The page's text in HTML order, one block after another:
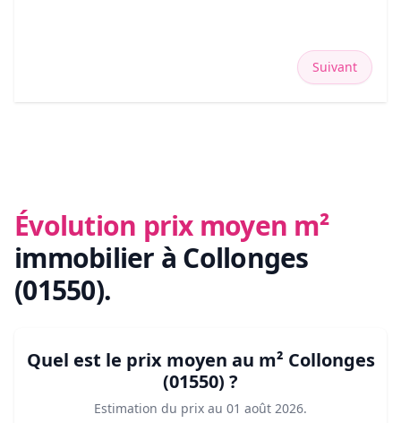
Suivant
Évolution prix moyen m²
immobilier à Collonges
(01550).
Quel est le prix moyen au m² Collonges
(01550) ?
Estimation du prix au 01 août 2026.